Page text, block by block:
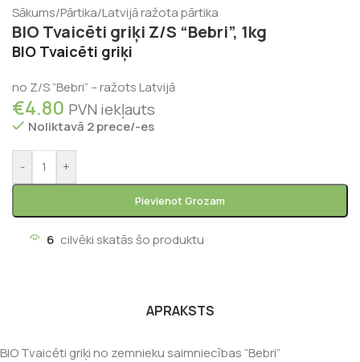
Sākums/Pārtika/Latvijā ražota pārtika
BIO Tvaicēti griķi Z/S “Bebri”, 1kg
BIO Tvaicēti griķi
no Z/S “Bebri” – ražots Latvijā
€4.80 PVN iekļauts
Noliktavā 2 prece/-es
- +
Pievienot Grozam
6 cilvēki skatās šo produktu
APRAKSTS
BIO Tvaicēti griķi no zemnieku saimniecības “Bebri”